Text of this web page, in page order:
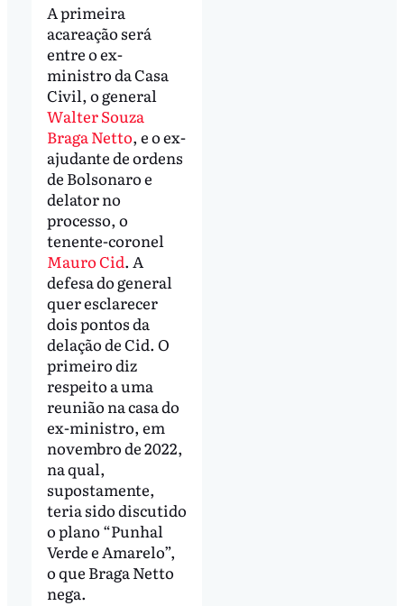
A primeira
acareação será
entre o ex-
ministro da Casa
Civil, o general
Walter Souza
Braga Netto, e o ex-
ajudante de ordens
de Bolsonaro e
delator no
processo, o
tenente-coronel
Mauro Cid. A
defesa do general
quer esclarecer
dois pontos da
delação de Cid. O
primeiro diz
respeito a uma
reunião na casa do
ex-ministro, em
novembro de 2022,
na qual,
supostamente,
teria sido discutido
o plano “Punhal
Verde e Amarelo”,
o que Braga Netto
nega.